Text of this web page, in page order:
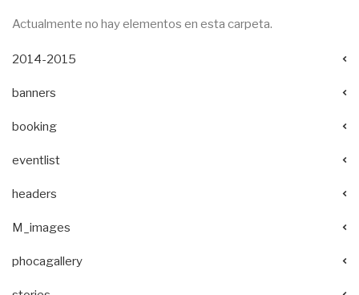
Actualmente no hay elementos en esta carpeta.
2014-2015
banners
booking
eventlist
headers
M_images
phocagallery